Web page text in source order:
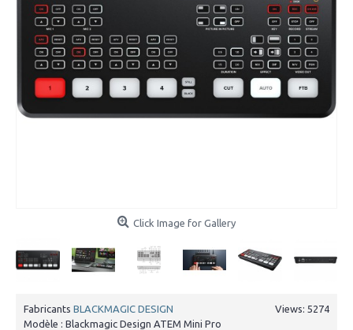
Click Image for Gallery
Views: 5274
Fabricants BLACKMAGIC DESIGN
Modèle : Blackmagic Design ATEM Mini Pro